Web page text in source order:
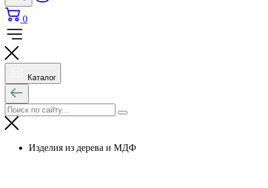
0
Каталог
Изделия из дерева и МДФ